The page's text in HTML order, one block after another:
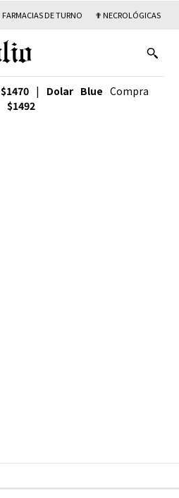
FARMACIAS DE TURNO ✟ NECROLÓGICAS
$1470 | Dolar Blue Compra
$1492